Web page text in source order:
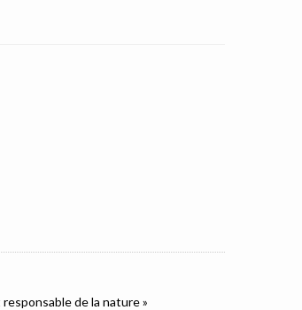
de la nature »